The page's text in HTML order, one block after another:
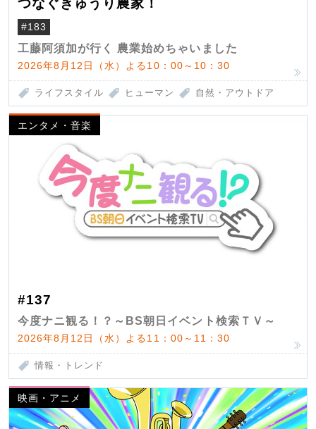
つなぐきゅうり農家！
#183
工藤阿須加が行く 農業始めちゃいました
2026年8月12日（水）よる10：00～10：30
ライフスタイル ヒューマン 自然・アウトドア
エンタメ・音楽
#137
今度ナニ観る！？～BS朝日イベント検索ＴＶ～
2026年8月12日（水）よる11：00～11：30
情報・トレンド
映画・アニメ